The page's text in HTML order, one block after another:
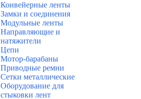
Конвейерные ленты
Замки и соединения
Модульные ленты
Направляющие и
натяжители
Цепи
Мотор-барабаны
Приводные ремни
Сетки металлические
Оборудование для
стыковки лент